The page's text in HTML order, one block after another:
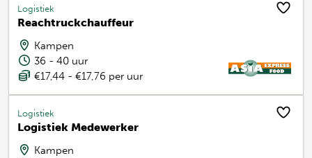
Logistiek
Reachtruckchauffeur
Kampen
36 - 40 uur
€17,44 - €17,76 per uur
Logistiek
Logistiek Medewerker
Kampen